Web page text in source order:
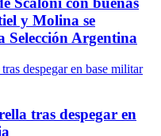
y Molina se
Selección Argentina
tras despegar en